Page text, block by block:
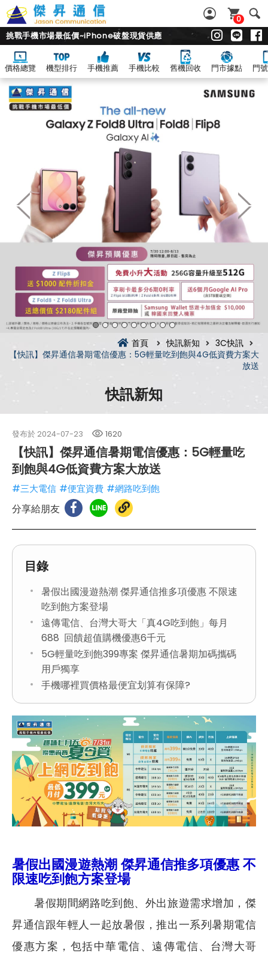
0
挑戰手機市場最低價~iPhone破盤現貨供應
價格總覽 機型排行 手機推薦 手機比較 舊機回收 門市據點 門
首頁 快訊新知
3C快訊
【快訊】傑昇通信暑期電信優惠：5G輕量吃到飽與4G低資費方案大
放送
快訊新知
發布於 2024-07-23 1620
【快訊】傑昇通信暑期電信優惠：5G輕量吃
到飽與4G低資費方案大放送
#三大電信 #便宜資費 #網路吃到飽
分享給朋友
目錄
暑假出國漫遊熱潮 傑昇通信推多項優惠 不限速
吃到飽方案登場
遠傳電信、台灣大哥大「真4G吃到飽」每月
688 回饋超值購機優惠6千元
5G輕量吃到飽399專案 傑昇通信暑期加碼攜碼
用戶獨享
手機哪裡買價格最便宜划算有保障?
暑假出國漫遊熱潮 傑昇通信推多項優惠 不
限速吃到飽方案登場
暑假期間網路吃到飽、外出旅遊需求增加，傑
昇通信跟年輕人一起放暑假，推出一系列暑期電信
優惠方案，包括中華電信、遠傳電信、台灣大哥